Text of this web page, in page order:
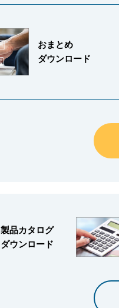
おまとめ
ダウンロード
製品カタログ
ダウンロード